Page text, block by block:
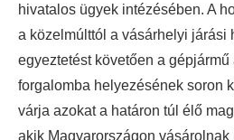
hivatalos ügyek intézésében. A
a közelmúlttól a vásárhelyi járási
egyeztetést követően a gépjármű
forgalomba helyezésének soron
várja azokat a határon túl élő
akik Magyarországon